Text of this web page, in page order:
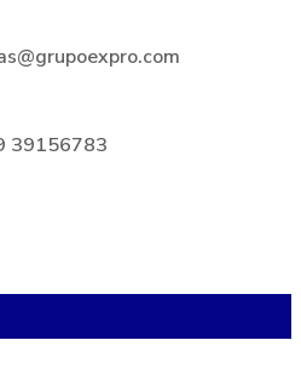
39156783